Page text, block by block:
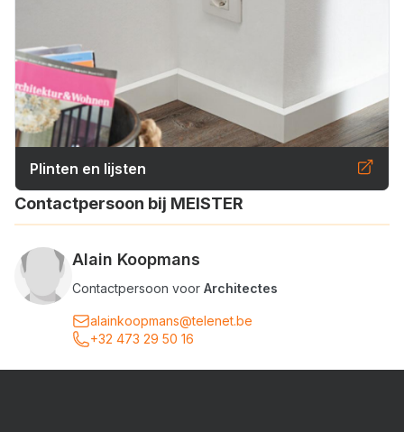
Plinten en lijsten
Contactpersoon bij MEISTER
Alain Koopmans
Contactpersoon voor Architectes
alainkoopmans@telenet.be
+32 473 29 50 16